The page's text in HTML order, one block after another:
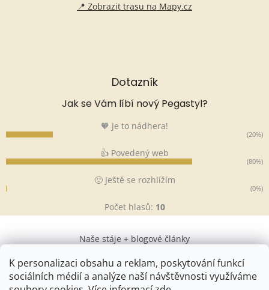
K personalizaci obsahu a reklam, poskytování funkcí
sociálních médií a analýze naší návštěvnosti využíváme
📍 Zobrazit trasu na Mapy.cz
Dotazník
Jak se Vám líbí nový Pegastyl?
🧡 Je to nádhera!
(20%)
👍 Povedený web
(80%)
🙂 Ještě se rozhlížím
(0%)
Počet hlasů: 10
Naše stáje + blogové články